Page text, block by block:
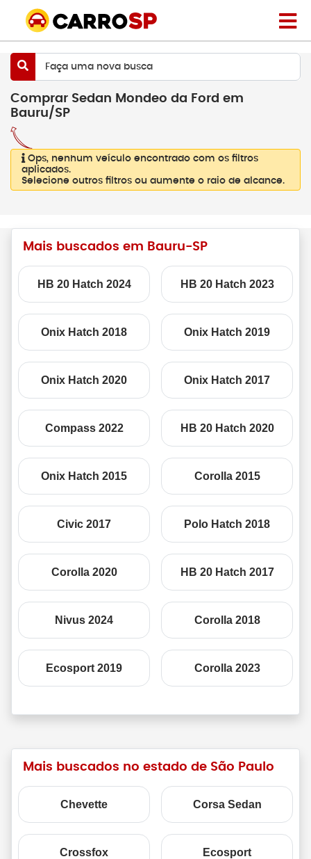
Faça uma nova busca
Comprar Sedan Mondeo da Ford em
Bauru/SP
Ops, nenhum veículo encontrado com os filtros
aplicados.
Selecione outros filtros ou aumente o raio de alcance.
Mais buscados em Bauru-SP
HB 20 Hatch 2024 HB 20 Hatch 2023
Onix Hatch 2018 Onix Hatch 2019
Onix Hatch 2020 Onix Hatch 2017
Compass 2022 HB 20 Hatch 2020
Onix Hatch 2015 Corolla 2015
Civic 2017 Polo Hatch 2018
Corolla 2020 HB 20 Hatch 2017
Nivus 2024 Corolla 2018
Ecosport 2019 Corolla 2023
Mais buscados no estado de São Paulo
Chevette Corsa Sedan
Crossfox Ecosport